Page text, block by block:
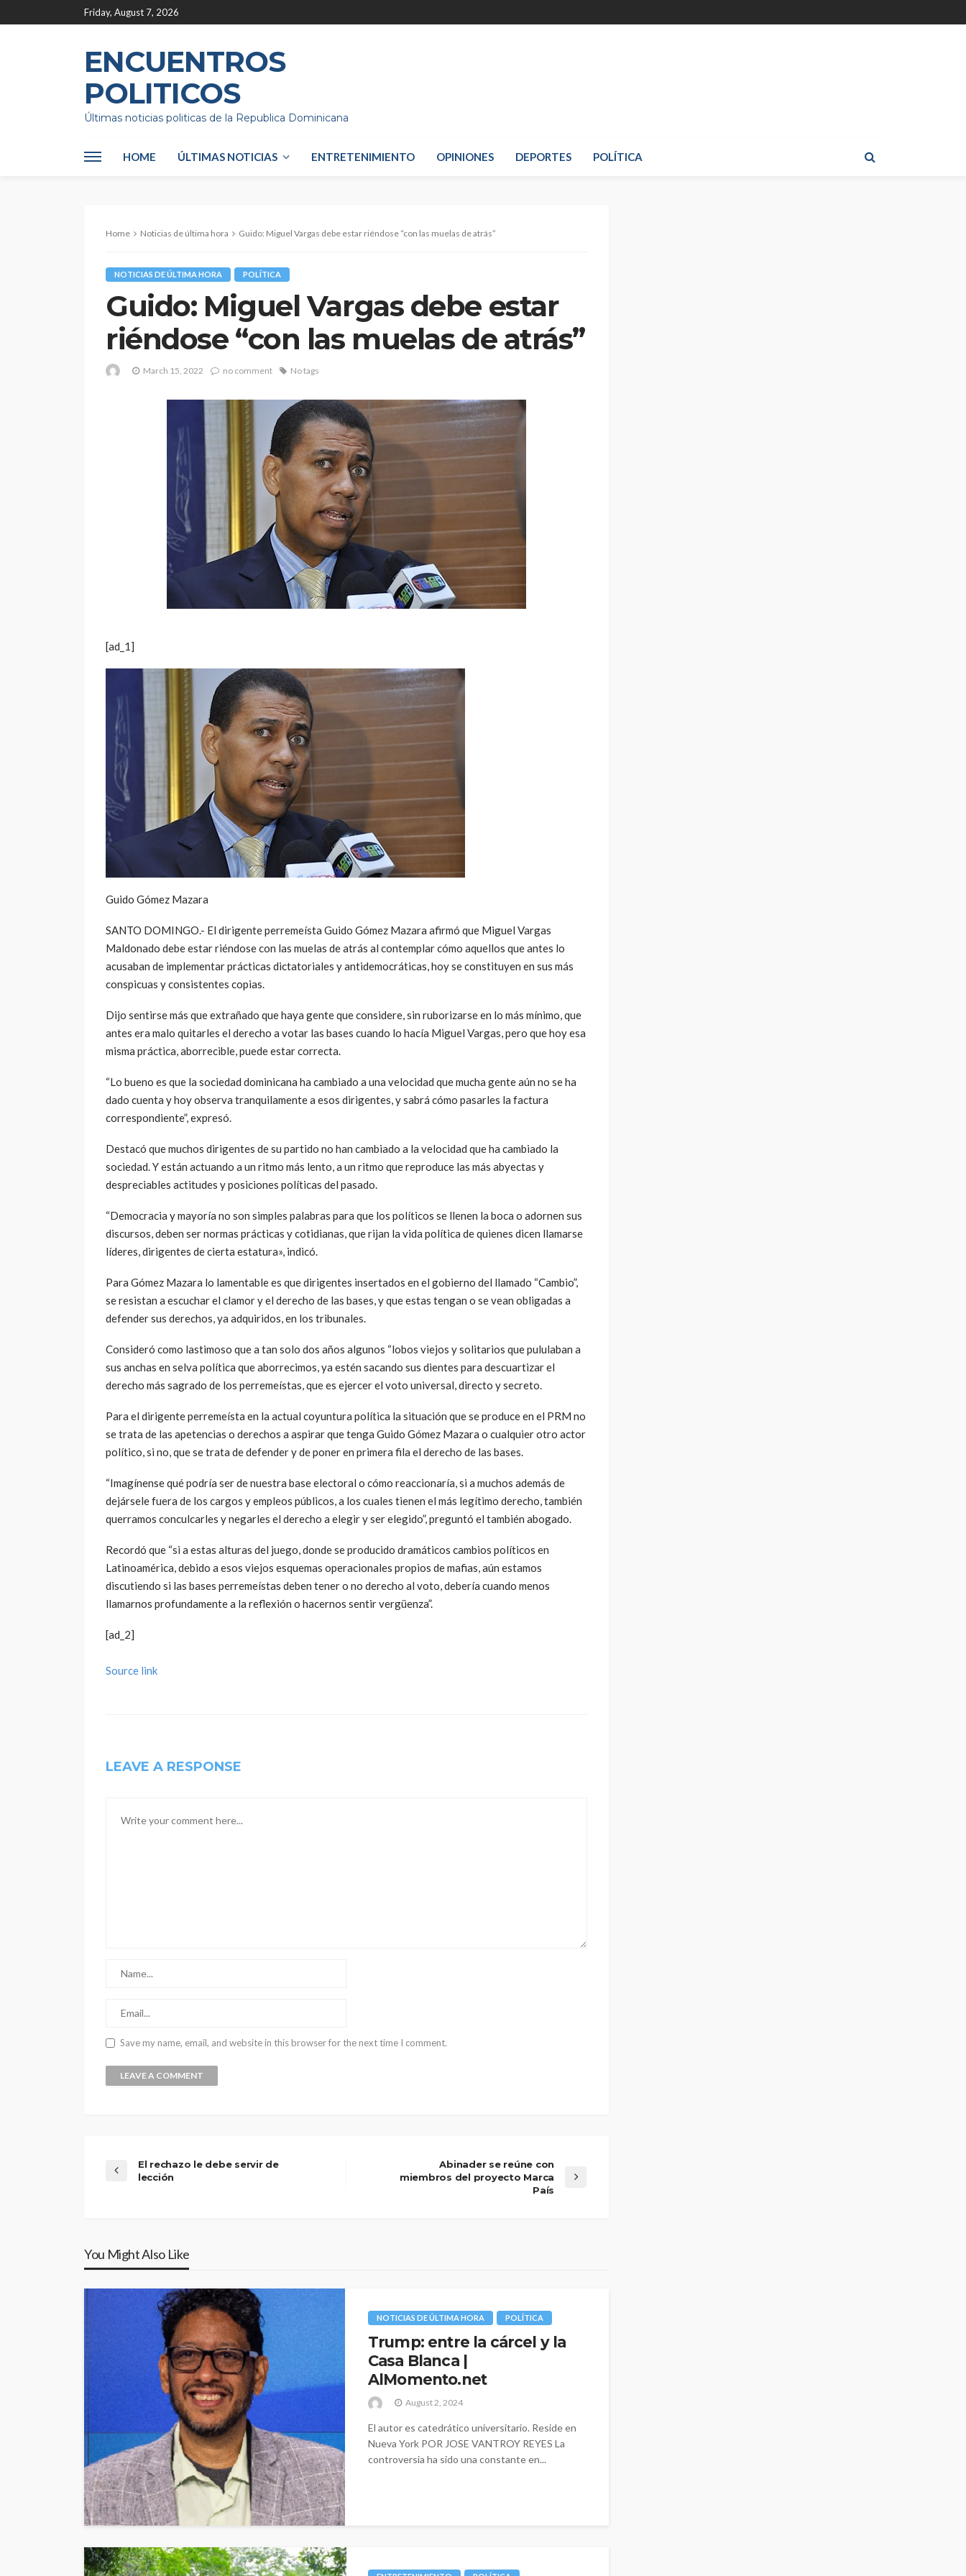
Friday, August 7, 2026
ENCUENTROS
POLITICOS
Últimas noticias politicas de la Republica Dominicana
HOME ÚLTIMAS NOTICIAS ENTRETENIMIENTO OPINIONES DEPORTES POLÍTICA
Home Noticias de última hora Guido: Miguel Vargas debe estar riéndose “con las muelas de atrás”
NOTICIAS DE ÚLTIMA HORA POLÍTICA
Guido: Miguel Vargas debe estar
riéndose “con las muelas de atrás”
March 15, 2022 no comment No tags
[ad_1]
Guido Gómez Mazara
SANTO DOMINGO.- El dirigente perremeísta Guido Gómez Mazara afirmó que Miguel Vargas
Maldonado debe estar riéndose con las muelas de atrás al contemplar cómo aquellos que antes lo
acusaban de implementar prácticas dictatoriales y antidemocráticas, hoy se constituyen en sus más
conspicuas y consistentes copias.
Dijo sentirse más que extrañado que haya gente que considere, sin ruborizarse en lo más mínimo, que
antes era malo quitarles el derecho a votar las bases cuando lo hacía Miguel Vargas, pero que hoy esa
misma práctica, aborrecible, puede estar correcta.
“Lo bueno es que la sociedad dominicana ha cambiado a una velocidad que mucha gente aún no se ha
dado cuenta y hoy observa tranquilamente a esos dirigentes, y sabrá cómo pasarles la factura
correspondiente”, expresó.
Destacó que muchos dirigentes de su partido no han cambiado a la velocidad que ha cambiado la
sociedad. Y están actuando a un ritmo más lento, a un ritmo que reproduce las más abyectas y
despreciables actitudes y posiciones políticas del pasado.
“Democracia y mayoría no son simples palabras para que los políticos se llenen la boca o adornen sus
discursos, deben ser normas prácticas y cotidianas, que rijan la vida política de quienes dicen llamarse
líderes, dirigentes de cierta estatura», indicó.
Para Gómez Mazara lo lamentable es que dirigentes insertados en el gobierno del llamado “Cambio”,
se resistan a escuchar el clamor y el derecho de las bases, y que estas tengan o se vean obligadas a
defender sus derechos, ya adquiridos, en los tribunales.
Consideró como lastimoso que a tan solo dos años algunos “lobos viejos y solitarios que pululaban a
sus anchas en selva política que aborrecimos, ya estén sacando sus dientes para descuartizar el
derecho más sagrado de los perremeístas, que es ejercer el voto universal, directo y secreto.
Para el dirigente perremeísta en la actual coyuntura política la situación que se produce en el PRM no
se trata de las apetencias o derechos a aspirar que tenga Guido Gómez Mazara o cualquier otro actor
político, si no, que se trata de defender y de poner en primera fila el derecho de las bases.
“Imagínense qué podría ser de nuestra base electoral o cómo reaccionaría, si a muchos además de
dejársele fuera de los cargos y empleos públicos, a los cuales tienen el más legítimo derecho, también
querramos conculcarles y negarles el derecho a elegir y ser elegido”, preguntó el también abogado.
Recordó que “si a estas alturas del juego, donde se producido dramáticos cambios políticos en
Latinoamérica, debido a esos viejos esquemas operacionales propios de mafias, aún estamos
discutiendo si las bases perremeístas deben tener o no derecho al voto, debería cuando menos
llamarnos profundamente a la reflexión o hacernos sentir vergüenza”.
[ad_2]
Source link
LEAVE A RESPONSE
Save my name, email, and website in this browser for the next time I comment.
El rechazo le debe servir de
lección
Abinader se reúne con
miembros del proyecto Marca
País
You Might Also Like
NOTICIAS DE ÚLTIMA HORA POLÍTICA
Trump: entre la cárcel y la
Casa Blanca |
AlMomento.net
August 2, 2024
El autor es catedrático universitario. Reside en
Nueva York POR JOSE VANTROY REYES La
controversia ha sido una constante en...